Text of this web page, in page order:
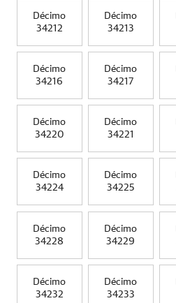
Décimo
34212
Décimo
34213
Décimo
34216
Décimo
34217
Décimo
34220
Décimo
34221
Décimo
34224
Décimo
34225
Décimo
34228
Décimo
34229
Décimo
34232
Décimo
34233